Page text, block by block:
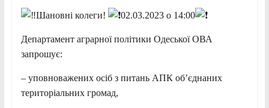
Шановні колеги! 02.03.2023 о 14:00
Департамент аграрної політики Одеської ОВА
запрошує:
– уповноважених осіб з питань АПК об’єднаних
територіальних громад,